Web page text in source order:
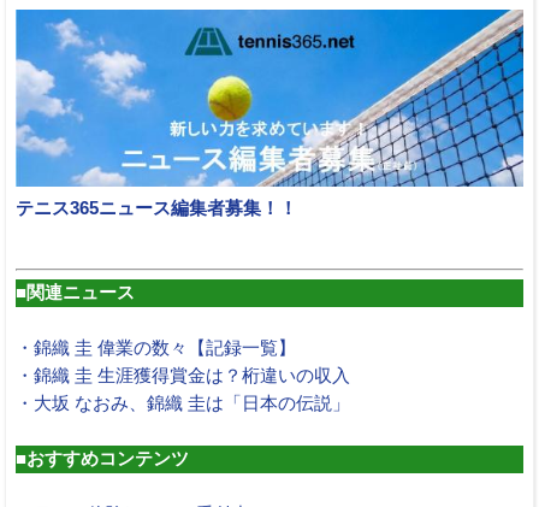
テニス365ニュース編集者募集！！
■関連ニュース
・錦織 圭 偉業の数々【記録一覧】
・錦織 圭 生涯獲得賞金は？桁違いの収入
・大坂 なおみ、錦織 圭は「日本の伝説」
■おすすめコンテンツ